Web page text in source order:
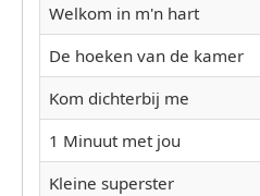
Welkom in m'n hart
De hoeken van de kamer
Kom dichterbij me
1 Minuut met jou
Kleine superster